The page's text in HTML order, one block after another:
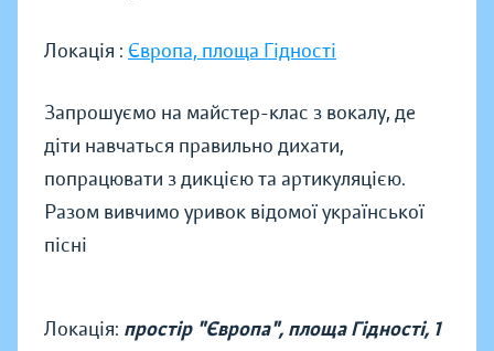
Локація : Європа, площа Гідності
Запрошуємо на майстер-клас з вокалу, де
діти навчаться правильно дихати,
попрацювати з дикцією та артикуляцією.
Разом вивчимо уривок відомої української
пісні
Локація: простір "Європа", площа Гідності, 1